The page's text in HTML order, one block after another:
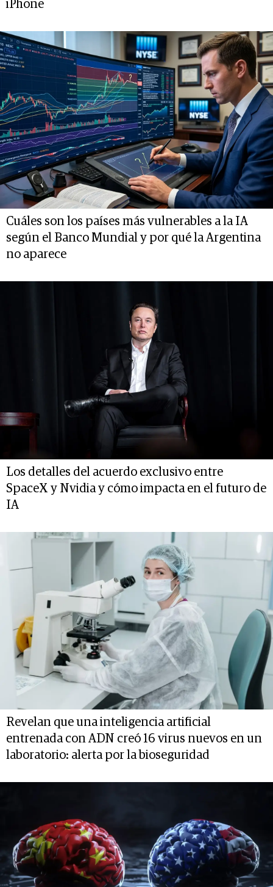
iPhone
Cuáles son los países más vulnerables a la IA
según el Banco Mundial y por qué la Argentina
no aparece
Los detalles del acuerdo exclusivo entre
SpaceX y Nvidia y cómo impacta en el futuro de
IA
Revelan que una inteligencia artificial
entrenada con ADN creó 16 virus nuevos en un
laboratorio: alerta por la bioseguridad